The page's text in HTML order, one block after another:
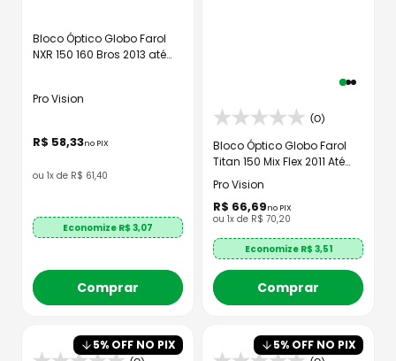
Bloco Óptico Globo Farol
NXR 150 160 Bros 2013 até
Pro Vision
R$ 58,33no PIX
ou 1x de R$ 61,40
Economize R$ 3,07
Comprar
(0)
Bloco Óptico Globo Farol
Titan 150 Mix Flex 2011 Até
2013
Pro Vision
R$ 66,69no PIX
ou 1x de R$ 70,20
Economize R$ 3,51
Comprar
5% OFF NO PIX 5% OFF NO PIX